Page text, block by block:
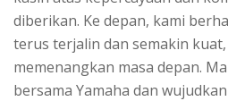
diberikan. Ke depan, kami
terus terjalin dan semakin
memenangkan masa depan.
bersama Yamaha dan